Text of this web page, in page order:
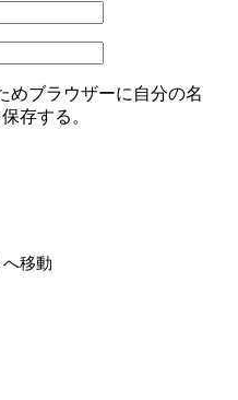
めブラウザーに自分の名
存する。
移動